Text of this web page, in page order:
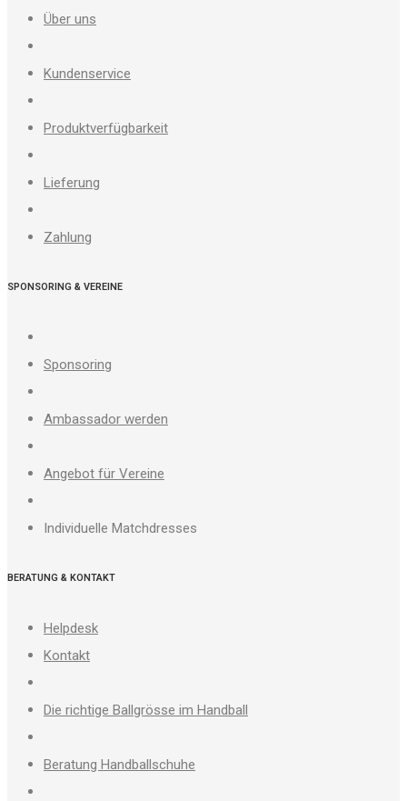
Über uns
Kundenservice
Produktverfügbarkeit
Lieferung
Zahlung
SPONSORING & VEREINE
Sponsoring
Ambassador werden
Angebot für Vereine
Individuelle Matchdresses
BERATUNG & KONTAKT
Helpdesk
Kontakt
Die richtige Ballgrösse im Handball
Beratung Handballschuhe